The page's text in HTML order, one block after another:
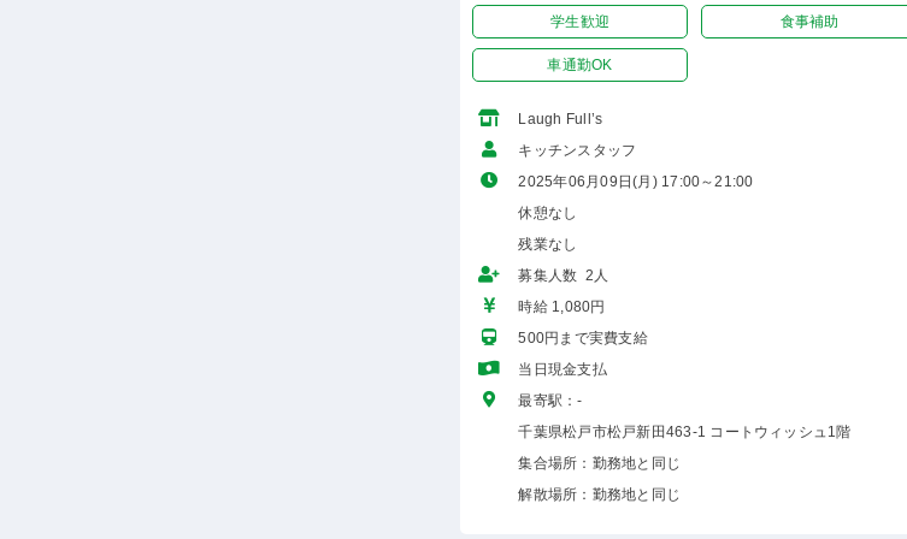
学生歓迎 食事補助
車通勤OK
Laugh Full’s
キッチンスタッフ
2025年06月09日(月) 17:00～21:00
休憩なし
残業なし
募集人数 2人
時給 1,080円
500円まで実費支給
当日現金支払
最寄駅：-
千葉県松戸市松戸新田463-1 コートウィッシュ1階
集合場所：勤務地と同じ
解散場所：勤務地と同じ